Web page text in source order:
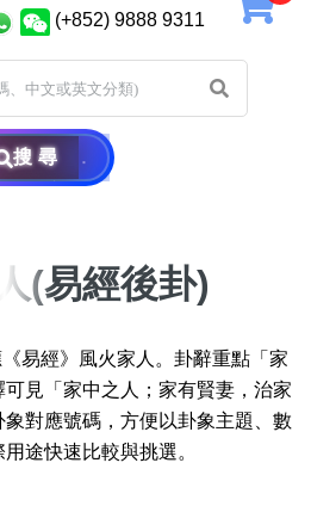
(+852) 9888 9311
搜尋
六 七 八 九 十
(易經後卦)
易經》風火家人。卦辭重點「家
見「家中之人；家有賢妻，治家
對應號碼，方便以卦象主題、數
途快速比較與挑選。